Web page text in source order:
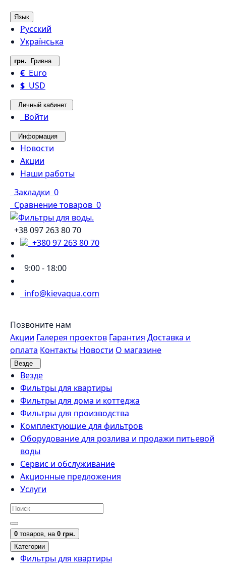
Язык
Русский
Українська
грн. Гривна
€ Euro
$ USD
Личный кабинет
Войти
Информация
Новости
Акции
Наши работы
Закладки 0
Сравнение товаров 0
+38 097 263 80 70
+380 97 263 80 70
9:00 - 18:00
info@kievaqua.com
Позвоните нам
Акции Галерея проектов Гарантия Доставка и
оплата Контакты Новости О магазине
Везде
Везде
Фильтры для квартиры
Фильтры для дома и коттеджа
Фильтры для производства
Комплектующие для фильтров
Оборудование для розлива и продажи питьевой
воды
Сервис и обслуживание
Акционные предложения
Услуги
0 товаров, на 0 грн.
Категории
Фильтры для квартиры